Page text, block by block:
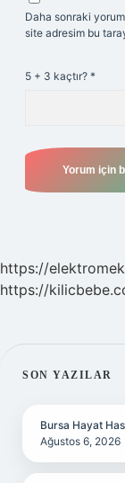
Daha sonraki
site adresim bu
5 + 3 kaçtır? *
https://
https://
SON YAZILAR
Bursa Hayat
Ağustos 6, 2026